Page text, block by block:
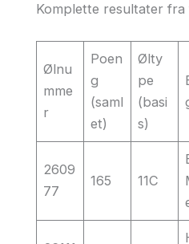
Komplette resultater fra
Ølnu
mme
r
Poen
g
(saml
et)
Ølty
pe
(basi
s)
2609
77
165 11C